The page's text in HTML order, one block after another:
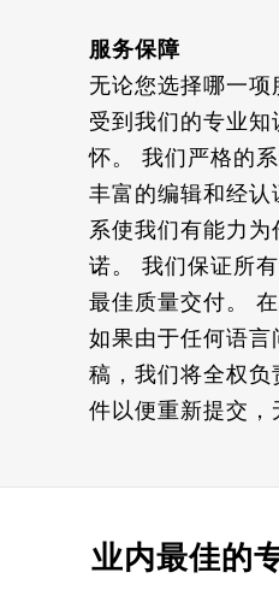
服务保障
无论您选择哪一
受到我们的专业知
怀。 我们严格的
丰富的编辑和经认
系使我们有能力为
诺。 我们保证所
最佳质量交付。
如果由于任何语言
稿，我们将全权负
件以便重新提交，
业内最佳的